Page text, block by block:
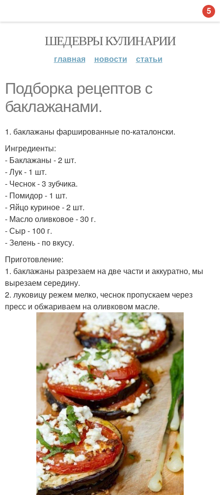
ШЕДЕВРЫ КУЛИНАРИИ
главная новости статьи
Подборка рецептов с
баклажанами.
1. баклажаны фаршированные по-каталонски.
Ингредиенты:
- Баклажаны - 2 шт.
- Лук - 1 шт.
- Чеснок - 3 зубчика.
- Помидор - 1 шт.
- Яйцо куриное - 2 шт.
- Масло оливковое - 30 г.
- Сыр - 100 г.
- Зелень - по вкусу.
Приготовление:
1. баклажаны разрезаем на две части и аккуратно, мы
вырезаем середину.
2. луковицу режем мелко, чеснок пропускаем через
пресс и обжариваем на оливковом масле.
5